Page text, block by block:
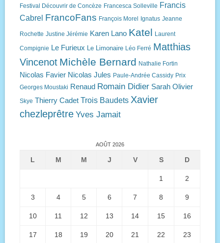
Festival Découvrir de Concèze Francesca Solleville Francis
Cabrel FrancoFans François Morel Ignatus Jeanne
Rochette Justine Jérémie Karen Lano Katel Laurent
Compignie Le Furieux Le Limonaire Léo Ferré Matthias
Vincenot Michèle Bernard Nathalie Fortin
Nicolas Favier Nicolas Jules Paule-Andrée Cassidy Prix
Georges Moustaki Renaud Romain Didier Sarah Olivier
Skye Thierry Cadet Trois Baudets Xavier
chezleprêtre Yves Jamait
AOÛT 2026
L M M J V S D
1 2
3 4 5 6 7 8 9
10 11 12 13 14 15 16
17 18 19 20 21 22 23